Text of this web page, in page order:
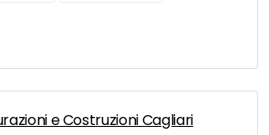
e Costruzioni Cagliari